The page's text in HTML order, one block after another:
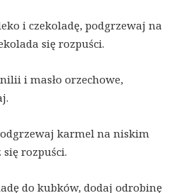
i czekoladę, podgrzewaj na
się rozpuści.
i masło orzechowe,
karmel na niskim
rozpuści.
do kubków, dodaj odrobinę